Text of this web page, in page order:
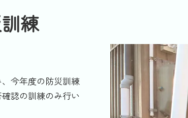
練
今年度の防災訓練
認の訓練のみ行い